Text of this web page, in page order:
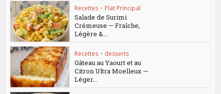
Recettes • Plat Principal
Salade de Surimi
Crémeuse — Fraîche,
Légère &...
Recettes • desserts
Gâteau au Yaourt et au
Citron Ultra Moelleux —
Léger...